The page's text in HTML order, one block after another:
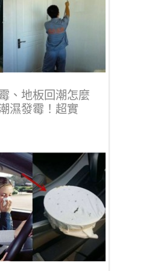
、地板回潮怎麼
濕發霉！超實